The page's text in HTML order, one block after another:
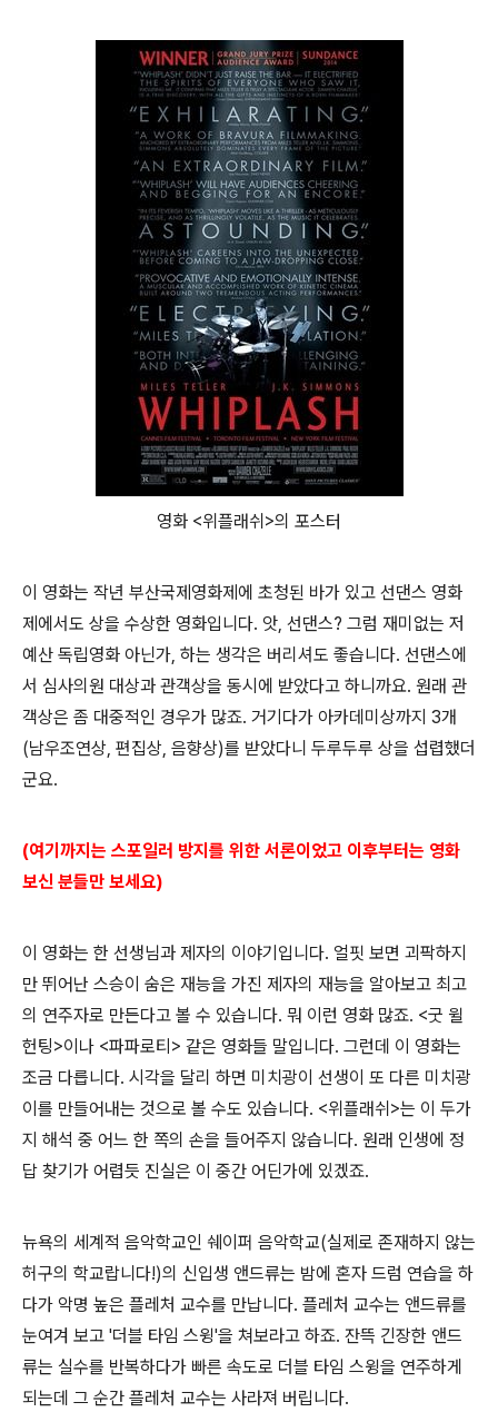
영화 <위플래쉬>의 포스터
이 영화는 작년 부산국제영화제에 초청된 바가 있고 선댄스 영화
제에서도 상을 수상한 영화입니다. 앗, 선댄스? 그럼 재미없는 저
예산 독립영화 아닌가, 하는 생각은 버리셔도 좋습니다. 선댄스에
서 심사의원 대상과 관객상을 동시에 받았다고 하니까요. 원래 관
객상은 좀 대중적인 경우가 많죠. 거기다가 아카데미상까지 3개
(남우조연상, 편집상, 음향상)를 받았다니 두루두루 상을 섭렵했더
군요.
(여기까지는 스포일러 방지를 위한 서론이었고 이후부터는 영화
보신 분들만 보세요)
이 영화는 한 선생님과 제자의 이야기입니다. 얼핏 보면 괴팍하지
만 뛰어난 스승이 숨은 재능을 가진 제자의 재능을 알아보고 최고
의 연주자로 만든다고 볼 수 있습니다. 뭐 이런 영화 많죠. <굿 윌
헌팅>이나 <파파로티> 같은 영화들 말입니다. 그런데 이 영화는
조금 다릅니다. 시각을 달리 하면 미치광이 선생이 또 다른 미치광
이를 만들어내는 것으로 볼 수도 있습니다. <위플래쉬>는 이 두가
지 해석 중 어느 한 쪽의 손을 들어주지 않습니다. 원래 인생에 정
답 찾기가 어렵듯 진실은 이 중간 어딘가에 있겠죠.
뉴욕의 세계적 음악학교인 쉐이퍼 음악학교(실제로 존재하지 않는
허구의 학교랍니다!)의 신입생 앤드류는 밤에 혼자 드럼 연습을 하
다가 악명 높은 플레처 교수를 만납니다. 플레처 교수는 앤드류를
눈여겨 보고 '더블 타임 스윙'을 쳐보라고 하죠. 잔뜩 긴장한 앤드
류는 실수를 반복하다가 빠른 속도로 더블 타임 스윙을 연주하게
되는데 그 순간 플레처 교수는 사라져 버립니다.